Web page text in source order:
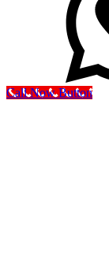
Call Now Button